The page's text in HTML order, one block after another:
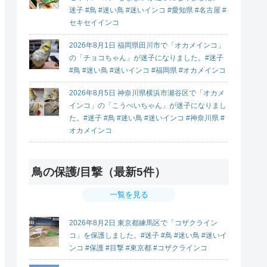
迷子 #鳥 #迷い鳥 #迷いインコ #愛知県 #名古屋 #
セキセイインコ
2026年8月1日 福岡県田川市で「オカメインコ」
の「チョコちゃん」が迷子になりました。#迷子
#鳥 #迷い鳥 #迷いインコ #福岡県 #オカメインコ
2026年8月5日 神奈川県横浜市瀬谷区で「オカメ
インコ」の「こうぺいちゃん」が迷子になりまし
た。#迷子 #鳥 #迷い鳥 #迷いインコ #神奈川県 #
オカメインコ
鳥の保護/目撃（最新5件）
一覧を見る
2026年8月2日 東京都練馬区で「コザクライン
コ」を保護しました。#迷子 #鳥 #迷い鳥 #迷いイ
ンコ #保護 #目撃 #東京都 #コザクラインコ